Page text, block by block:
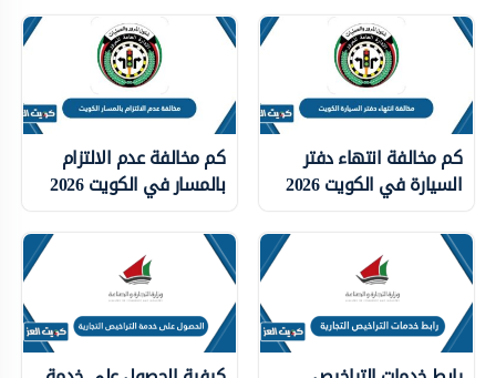
كم مخالفة انتهاء دفتر
السيارة في الكويت 2026
كم مخالفة عدم الالتزام
بالمسار في الكويت 2026